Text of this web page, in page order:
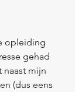
opleiding
gehad
mijn
(dus eens